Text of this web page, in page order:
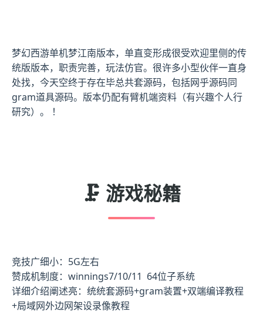
梦幻西游单机梦江南版本，单直变形成很受欢迎里侧的传
统版版本，职责完善，玩法仿官。很许多小型伙伴一直身
处找，今天空终于存在毕总共套源码，包括网乎源码同
gram道具源码。版本仍配有臂机端资料（有兴趣个人行
研究）。 ！
🗜️ 游戏秘籍
竞技广细小：5G左右
赞成机制度：winnings7/10/11 64位子系统
详细介绍阐述亮：统统套源码+gram装置+双端编译教程
+局域网外边网架设录像教程